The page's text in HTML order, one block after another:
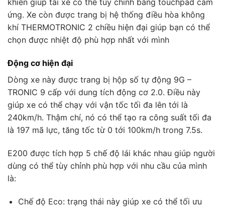
khiển giúp tài xế có thể tùy chỉnh bằng touchpad cảm
ứng. Xe còn được trang bị hệ thống điều hòa không
khí THERMOTRONIC 2 chiều hiện đại giúp bạn có thể
chọn được nhiệt độ phù hợp nhất với mình
Động cơ hiện đại
Dòng xe này được trang bị hộp số tự động 9G –
TRONIC 9 cấp với dung tích động cơ 2.0. Điều này
giúp xe có thể chạy với vận tốc tối đa lên tới là
240km/h. Thậm chí, nó có thể tạo ra công suất tối đa
là 197 mã lực, tăng tốc từ 0 tới 100km/h trong 7.5s.
E200 được tích hợp 5 chế độ lái khác nhau giúp người
dùng có thể tùy chỉnh phù hợp với nhu cầu của mình
là:
Chế độ Eco: trạng thái này giúp xe có thể tối ưu